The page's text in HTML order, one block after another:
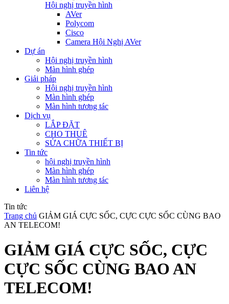
Hội nghị truyền hình
AVer
Polycom
Cisco
Camera Hội Nghị AVer
Dự án
Hội nghị truyền hình
Màn hình ghép
Giải pháp
Hội nghị truyền hình
Màn hình ghép
Màn hình tương tác
Dịch vụ
LẮP ĐẶT
CHO THUÊ
SỬA CHỮA THIẾT BỊ
Tin tức
hội nghị truyền hình
Màn hình ghép
Màn hình tương tác
Liên hệ
Tin tức
Trang chủ GIẢM GIÁ CỰC SỐC, CỰC CỰC SỐC CÙNG BAO
AN TELECOM!
GIẢM GIÁ CỰC SỐC, CỰC
CỰC SỐC CÙNG BAO AN
TELECOM!